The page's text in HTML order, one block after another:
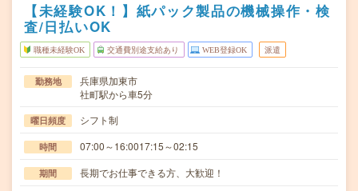
【未経験OK！】紙パック製品の機械操作・検
査/日払いOK
職種未経験OK 交通費別途支給あり WEB登録OK 派遣
勤務地
兵庫県加東市
社町駅から車5分
曜日頻度 シフト制
時間 07:00～16:0017:15～02:15
期間 長期でお仕事できる方、大歓迎！